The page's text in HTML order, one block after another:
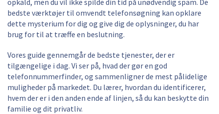
bedste værktøjer til omvendt telefonsøgning kan opklare
dette mysterium for dig og give dig de oplysninger, du har
brug for til at træffe en beslutning.
Vores guide gennemgår de bedste tjenester, der er
tilgængelige i dag. Vi ser på, hvad der gør en god
telefonnummerfinder, og sammenligner de mest pålidelige
muligheder på markedet. Du lærer, hvordan du identificerer,
hvem der er i den anden ende af linjen, så du kan beskytte din
familie og dit privatliv.